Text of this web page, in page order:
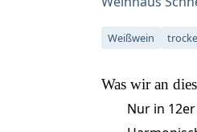
Weißwein
Was wir an
Nur in